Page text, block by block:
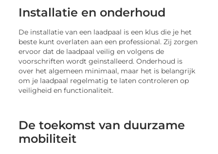
Installatie en onderhoud
De installatie van een laadpaal is een klus die je het
beste kunt overlaten aan een professional. Zij zorgen
ervoor dat de laadpaal veilig en volgens de
voorschriften wordt geïnstalleerd. Onderhoud is
over het algemeen minimaal, maar het is belangrijk
om je laadpaal regelmatig te laten controleren op
veiligheid en functionaliteit.
De toekomst van duurzame
mobiliteit